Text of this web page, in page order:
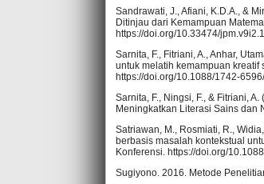
Sandrawati, J., Afiani, K.D.A., &
Ditinjau dari Kemampuan
https://doi.org/10.33474/
Sarnita, F., Fitriani, A., Anhar,
untuk melatih kemampuan kreatif
https://doi.org/10.1088/1742-
Sarnita, F., Ningsi, F., & Fitriani,
Meningkatkan Literasi Sains dan
Satriawan, M., Rosmiati, R.,
berbasis masalah kontekstual
Konferensi. https://doi.org/
Sugiyono. 2016. Metode